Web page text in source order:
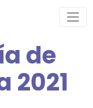
de
2021